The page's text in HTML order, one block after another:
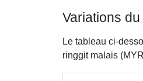
Variations
Le tableau ci-
ringgit malais